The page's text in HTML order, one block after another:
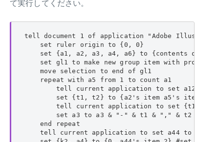
て実行してください。
tell document 1 of application "Adobe
    set ruler origin to {0, 0}
set {a1, a2, a3, a4, a6} to {contents of
set gl1 to make new group item with
    move selection to end of gl1
    repeat with a5 from 1 to count a1
tell current application to set a12 to
set {t1, t2} to {a2's item a5's item 2,
tell current application to set {t1, t2}
set a3 to a3 & "-" & t1 & "," & t2 & ","
    end repeat
tell current application to set a44 to run